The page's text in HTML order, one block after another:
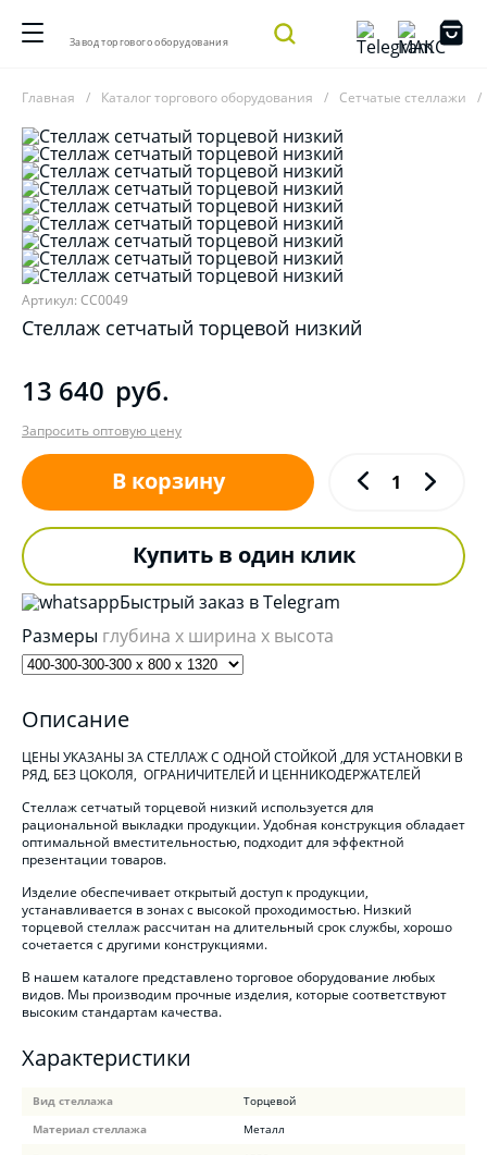
Завод торгового оборудования
Главная Каталог торгового оборудования Сетчатые стеллажи
Артикул: СС0049
Стеллаж сетчатый торцевой низкий
13 640 руб.
Запросить оптовую цену
В корзину
Купить в один клик
Быстрый заказ в Telegram
Размеры глубина x ширина x высота
Описание
ЦЕНЫ УКАЗАНЫ ЗА СТЕЛЛАЖ С ОДНОЙ СТОЙКОЙ ,ДЛЯ УСТАНОВКИ В
РЯД, БЕЗ ЦОКОЛЯ, ОГРАНИЧИТЕЛЕЙ И ЦЕННИКОДЕРЖАТЕЛЕЙ
Стеллаж сетчатый торцевой низкий используется для
рациональной выкладки продукции. Удобная конструкция обладает
оптимальной вместительностью, подходит для эффектной
презентации товаров.
Изделие обеспечивает открытый доступ к продукции,
устанавливается в зонах с высокой проходимостью. Низкий
торцевой стеллаж рассчитан на длительный срок службы, хорошо
сочетается с другими конструкциями.
В нашем каталоге представлено торговое оборудование любых
видов. Мы производим прочные изделия, которые соответствуют
высоким стандартам качества.
Характеристики
Вид стеллажа
Торцевой
Материал стеллажа
Металл